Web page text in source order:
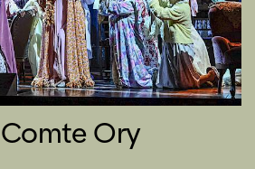
Ory